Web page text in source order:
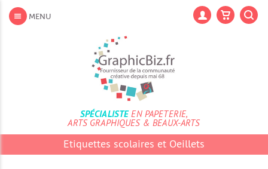
contenu
Aller
MENU
SPÉCIALISTEEN PAPETERIE,
ARTS GRAPHIQUES & BEAUX-ARTS
Etiquettes scolaires et Oeillets